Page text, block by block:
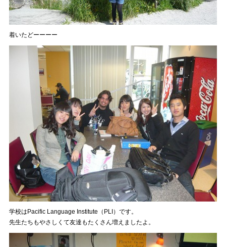
着いたどーーーー
学校はPacific Language Institute（PLI）です。
先生たちもやさしくて友達もたくさん増えましたよ。